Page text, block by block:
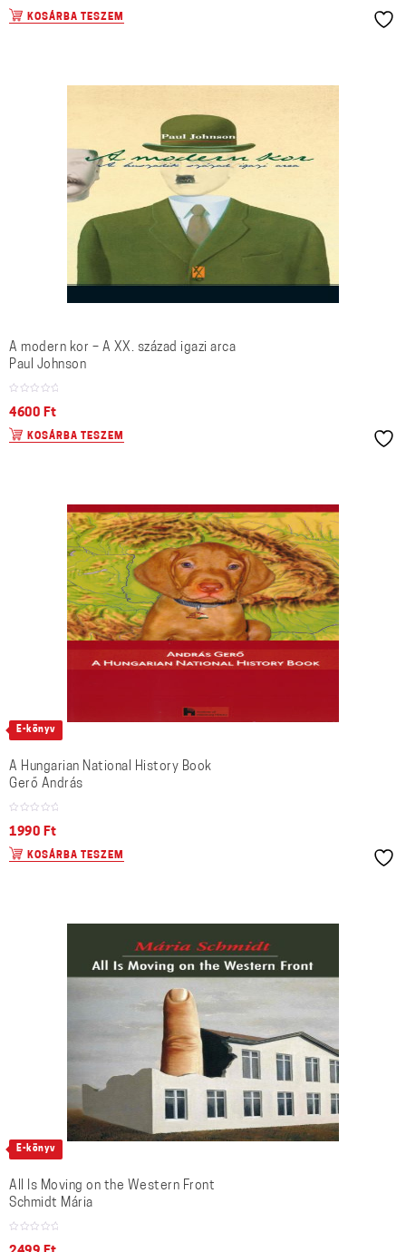
KOSÁRBA TESZEM
A modern kor – A XX. század igazi arca
Paul Johnson
4600 Ft
KOSÁRBA TESZEM
E-könyv
A Hungarian National History Book
Gerő András
1990 Ft
KOSÁRBA TESZEM
E-könyv
All Is Moving on the Western Front
Schmidt Mária